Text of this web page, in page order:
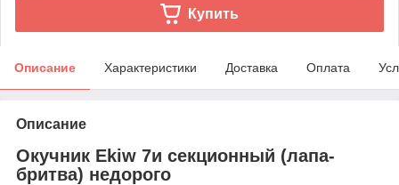
Купить
Описание Характеристики Доставка Оплата
Описание
Окучник Ekiw 7и секционный (лапа-
бритва) недорого